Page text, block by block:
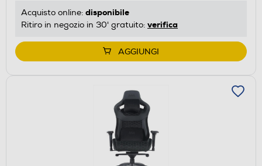
Acquisto online: disponibile
Ritiro in negozio in 30' gratuito: verifica
AGGIUNGI